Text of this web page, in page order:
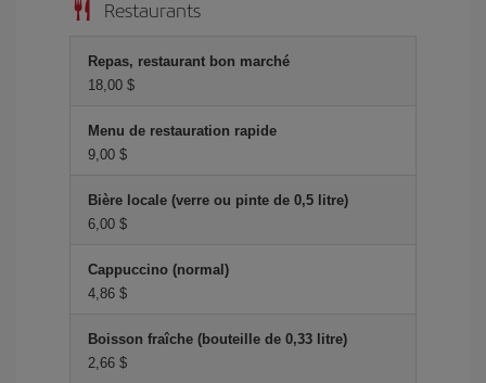
Restaurants
Repas, restaurant bon marché
18,00 $
Menu de restauration rapide
9,00 $
Bière locale (verre ou pinte de 0,5 litre)
6,00 $
Cappuccino (normal)
4,86 $
Boisson fraîche (bouteille de 0,33 litre)
2,66 $